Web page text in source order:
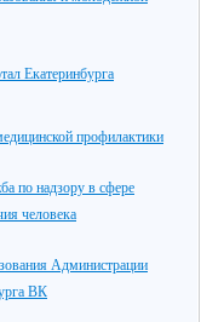
Екатеринбурга
профилактики
по надзору в сфере
человека
Администрации
ВК